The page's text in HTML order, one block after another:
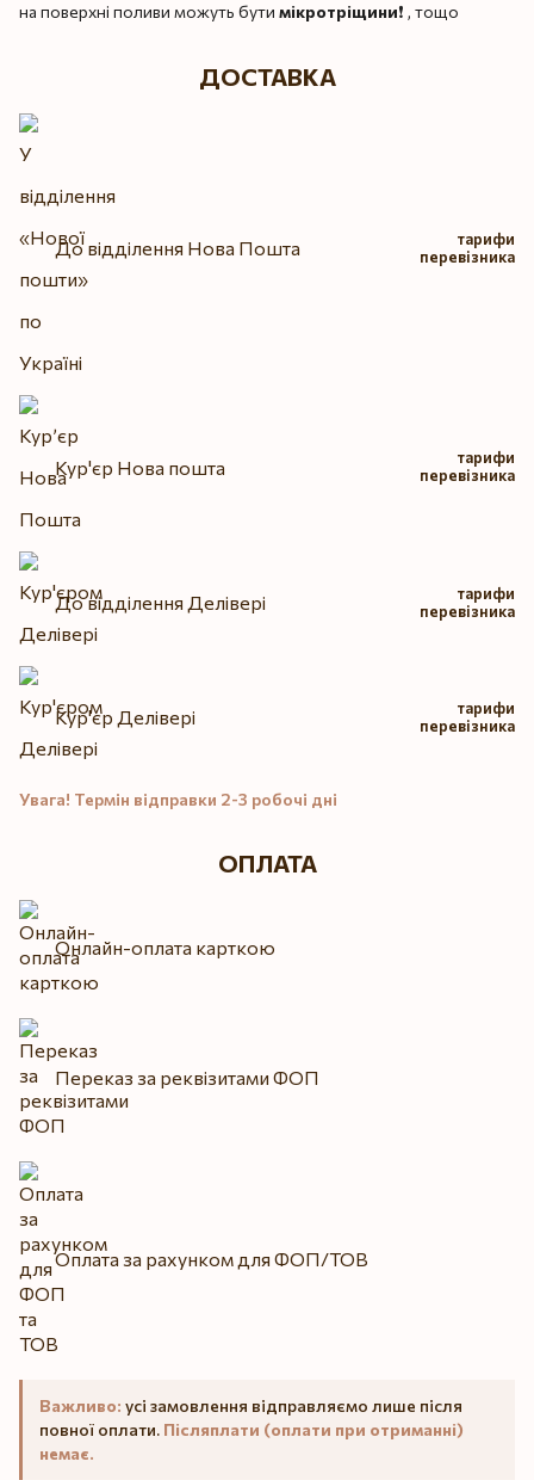
на поверхні поливи можуть бути мікротріщини❗️ , тощо
ДОСТАВКА
До відділення Нова Пошта
тарифи
перевізника
Кур'єр Нова пошта
тарифи
перевізника
До відділення Делівері
тарифи
перевізника
Кур'єр Делівері
тарифи
перевізника
Увага! Термін відправки 2-3 робочі дні
ОПЛАТА
Онлайн-оплата карткою
Переказ за реквізитами ФОП
Оплата за рахунком для ФОП/ТОВ
Важливо: усі замовлення відправляємо лише після
повної оплати. Післяплати (оплати при отриманні)
немає.